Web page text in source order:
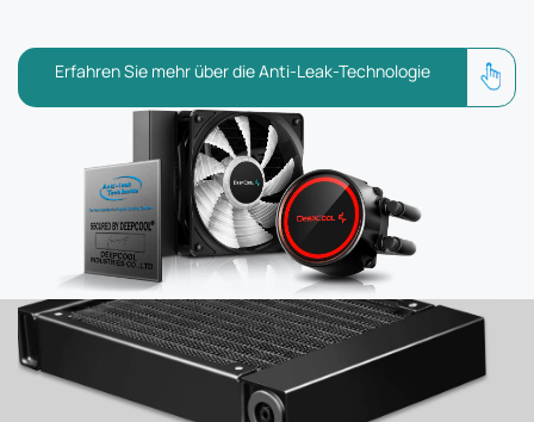
Erfahren Sie mehr über die Anti-Leak-Technologie